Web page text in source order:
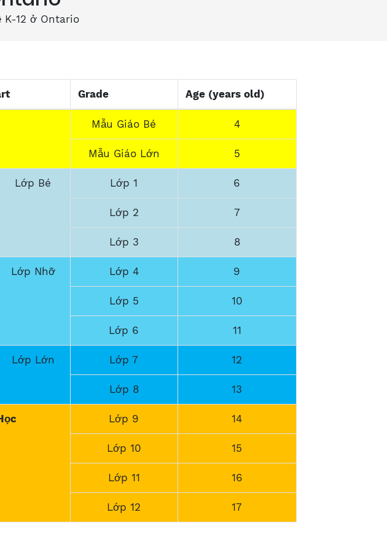
K-12 ở Ontario
Grade Age (years old)
Mẫu Giáo Bé 4
Mẫu Giáo Lớn 5
Lớp Bé Lớp 1 6
Lớp 2 7
Lớp 3 8
Lớp Nhỡ Lớp 4 9
Lớp 5 10
Lớp 6 11
Lớp Lớn Lớp 7 12
Lớp 8 13
Lớp 9 14
Lớp 10 15
Lớp 11 16
Lớp 12 17